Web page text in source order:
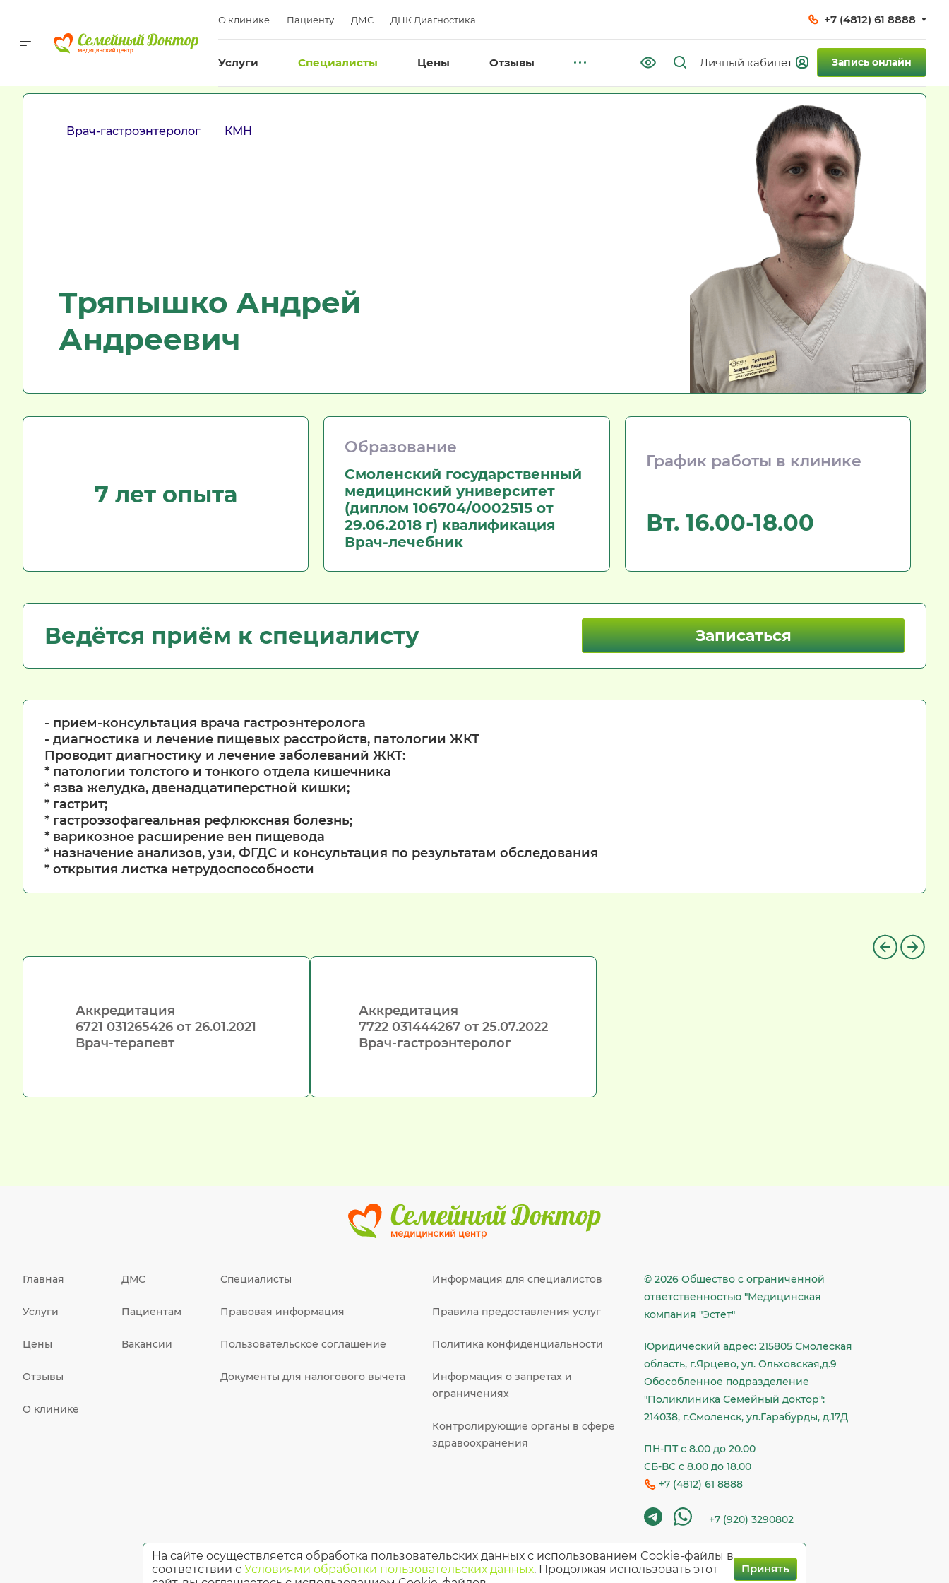
О клинике Пациенту ДМС ДНК Диагностика +7 (4812) 61 8888
Услуги Специалисты Цены Отзывы Запись онлайн
Врач-гастроэнтеролог КМН
Тряпышко Андрей
Андреевич
7 лет опыта
Образование
Смоленский государственный
медицинский университет
(диплом 106704/0002515 от
29.06.2018 г) квалификация
Врач-лечебник
График работы в клинике
Вт. 16.00-18.00
Ведётся приём к специалисту Записаться
- прием-консультация врача гастроэнтеролога
- диагностика и лечение пищевых расстройств, патологии ЖКТ
Проводит диагностику и лечение заболеваний ЖКТ:
* патологии толстого и тонкого отдела кишечника
* язва желудка, двенадцатиперстной кишки;
* гастрит;
* гастроэзофагеальная рефлюксная болезнь;
* варикозное расширение вен пищевода
* назначение анализов, узи, ФГДС и консультация по результатам обследования
* открытия листка нетрудоспособности
Аккредитация
6721 031265426 от 26.01.2021
Врач-терапевт
Аккредитация
7722 031444267 от 25.07.2022
Врач-гастроэнтеролог
Главная
Услуги
Цены
Отзывы
О клинике
ДМС
Пациентам
Вакансии
Специалисты
Правовая информация
Пользовательское соглашение
Документы для налогового вычета
Информация для специалистов
Правила предоставления услуг
Политика конфиденциальности
Информация о запретах и
ограничениях
Контролирующие органы в сфере
здравоохранения
© 2026 Общество c ограниченной
ответственностью "Медицинская
компания "Эстет"
Юридический адрес: 215805 Смолеская
область, г.Ярцево, ул. Ольховская,д.9
Обособленное подразделение
"Поликлиника Семейный доктор":
214038, г.Смоленск, ул.Гарабурды, д.17Д
ПН-ПТ с 8.00 до 20.00
СБ-ВС с 8.00 до 18.00
+7 (4812) 61 8888
+7 (920) 3290802
На сайте осуществляется обработка пользовательских данных с использованием Cookie-файлы в
соответствии с Условиями обработки пользовательских данных. Продолжая использовать этот
Принять